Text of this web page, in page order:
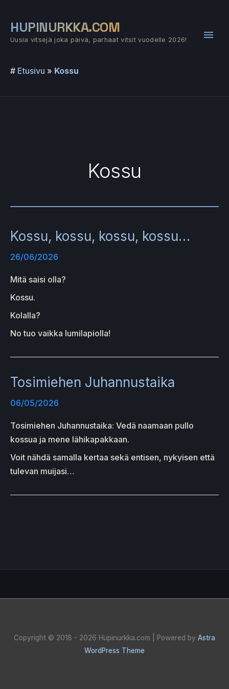
sisältöön
HUPINURKKA.COM
Uusia vitsejä joka päivä, parhaat vitsit vuodelle 2026!
# Etusivu » Kossu
Kossu
Kossu, kossu, kossu, kossu…
26/06/2026
Mitä saisi olla?
Kossu.
Kolalla?
No tuo vaikka lumilapiolla!
Tosimiehen Juhannustaika
06/05/2026
Tosimiehen Juhannustaika: Vedä naamaan pullo
kossua ja mene lähikapakkaan.
Voit nähdä samalla kertaa sekä entisen, nykyisen että
tulevan muijasi…
Copyright © 2018 - 2026 Hupinurkka.com | Powered by Astra
WordPress Theme